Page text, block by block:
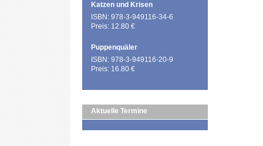
Katzen und Krisen
ISBN: 978-3-949116-34-6
Preis: 12.80 €
Puppenquäler
ISBN: 978-3-949116-20-9
Preis: 16.80 €
Aktuelle Termine